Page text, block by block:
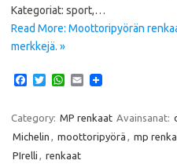
Kategoriat: sport,…
Read More: Moottoripyörän
merkkejä. »
e
b
o
o
T
t
e
r
W
t
A
p
E
i
l
Category: MP renkaat Avainsanat:
Michelin
moottoripyörä mp
PIrelli
renkaat